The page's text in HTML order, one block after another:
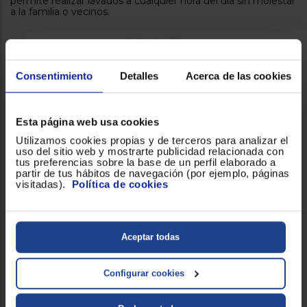
Consentimiento Detalles Acerca de las cookies
Esta página web usa cookies
Utilizamos cookies propias y de terceros para analizar el
uso del sitio web y mostrarte publicidad relacionada con
tus preferencias sobre la base de un perfil elaborado a
partir de tus hábitos de navegación (por ejemplo, páginas
visitadas). Política de cookies
Aceptar todas
Configurar cookies
a la familia o vecinos.
VarioDrum: cuidado especial de cada prenda
El exclusivo
frontal Bosch WUU24T64ES de libre instalaciónestá
diseñado para tratar tu ropa con el máximo cuidado. Su
estructura especial en forma de gota de agua y las palas
asimétricas aseguran que las prendas se muevan
suavemente y se laven uniformemente sin dañarse. Este